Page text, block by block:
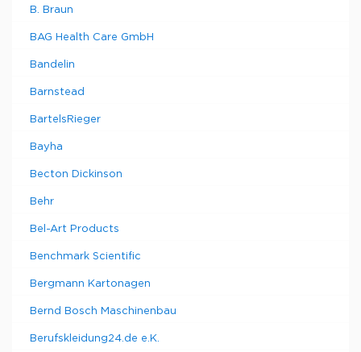
B. Braun
BAG Health Care GmbH
Bandelin
Barnstead
BartelsRieger
Bayha
Becton Dickinson
Behr
Bel-Art Products
Benchmark Scientific
Bergmann Kartonagen
Bernd Bosch Maschinenbau
Berufskleidung24.de e.K.